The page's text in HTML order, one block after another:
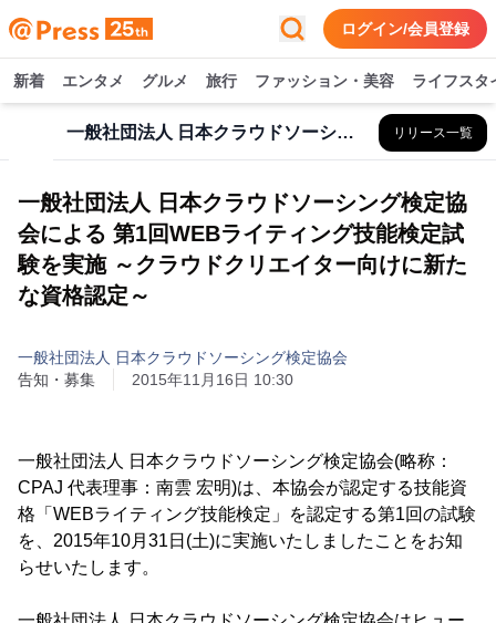
ログイン/会員登録
新着 エンタメ グルメ 旅行 ファッション・美容 ライフスタ
一般社団法人 日本クラウドソーシング検定協会 リリース一覧
一般社団法人 日本クラウドソーシング検定協
会による 第1回WEBライティング技能検定試
験を実施 ～クラウドクリエイター向けに新た
な資格認定～
一般社団法人 日本クラウドソーシング検定協会
告知・募集
2015年11月16日 10:30
一般社団法人 日本クラウドソーシング検定協会(略称：
CPAJ 代表理事：南雲 宏明)は、本協会が認定する技能資
格「WEBライティング技能検定」を認定する第1回の試験
を、2015年10月31日(土)に実施いたしましたことをお知
らせいたします。